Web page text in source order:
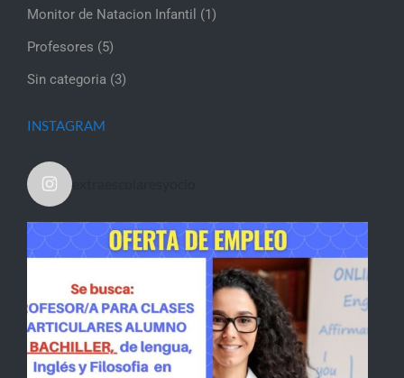
Monitor de Natacion Infantil (1)
Profesores (5)
Sin categoria (3)
INSTAGRAM